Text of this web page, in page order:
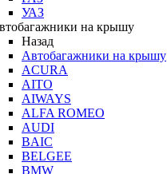
УАЗ
на крышу
Назад
Автобагажники на крышу
ACURA
AITO
AIWAYS
ALFA ROMEO
AUDI
BAIC
BELGEE
BMW